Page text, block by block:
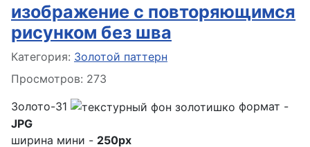
изображение с повторяющимся
рисунком без шва
Информация о материале
Категория: Золотой паттерн
Просмотров: 273
Золото-31
формат -
JPG
ширина мини - 250px